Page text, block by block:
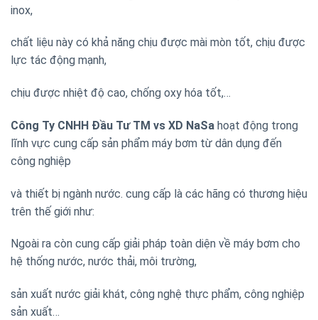
inox,
chất liệu này có khả năng chịu được mài mòn tốt, chịu được
lực tác động mạnh,
chịu được nhiệt độ cao, chống oxy hóa tốt,…
Công Ty CNHH Đầu Tư TM vs XD NaSa hoạt động trong
lĩnh vực cung cấp sản phẩm máy bơm từ dân dụng đến
công nghiệp
và thiết bị ngành nước. cung cấp là các hãng có thương hiệu
trên thế giới như:
Ngoài ra còn cung cấp giải pháp toàn diện về máy bơm cho
hệ thống nước, nước thải, môi trường,
sản xuất nước giải khát, công nghệ thực phẩm, công nghiệp
sản xuất…